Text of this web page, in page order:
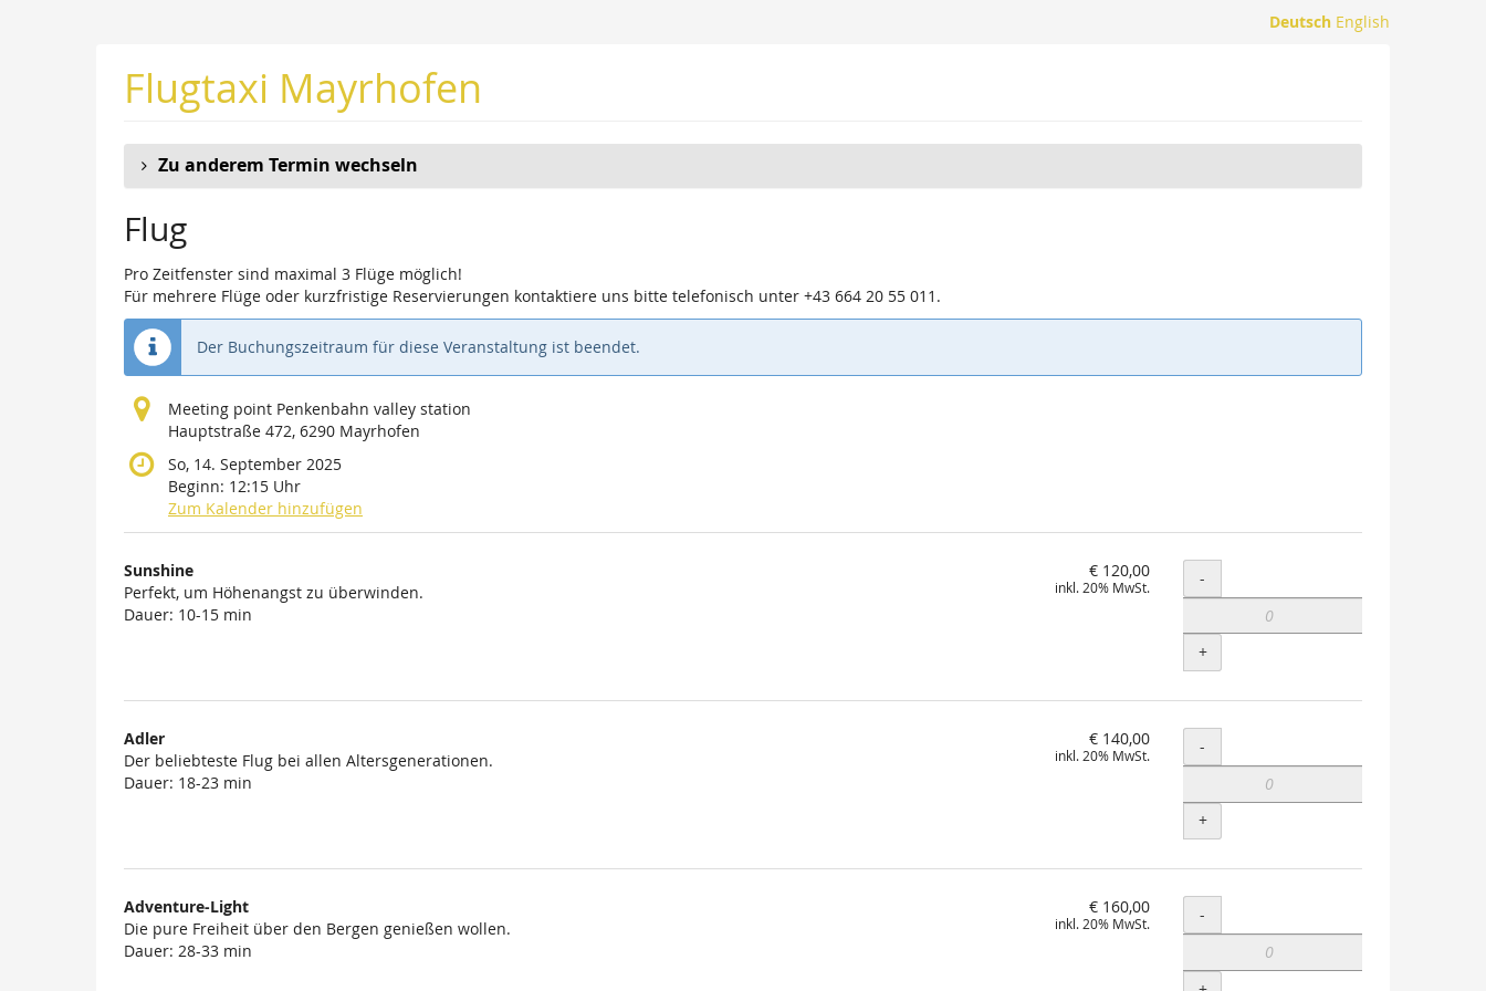
Deutsch English
Flugtaxi Mayrhofen
Zu anderem Termin wechseln
Flug
Pro Zeitfenster sind maximal 3 Flüge möglich!
Für mehrere Flüge oder kurzfristige Reservierungen kontaktiere uns bitte telefonisch unter +43 664 20 55 011.
Der Buchungszeitraum für diese Veranstaltung ist beendet.
Meeting point Penkenbahn valley station
Hauptstraße 472, 6290 Mayrhofen
So, 14. September 2025
Beginn: 12:15 Uhr
Zum Kalender hinzufügen
Produkte
Unkategorisierte
Produkte
Sunshine
Perfekt, um Höhenangst zu überwinden.
Dauer: 10-15 min
€ 120,00
inkl. 20% MwSt. Menge
-
+
Adler
Der beliebteste Flug bei allen Altersgenerationen.
Dauer: 18-23 min
€ 140,00
inkl. 20% MwSt. Menge
-
+
Adventure-Light
Die pure Freiheit über den Bergen genießen wollen.
Dauer: 28-33 min
€ 160,00
inkl. 20% MwSt. Menge
-